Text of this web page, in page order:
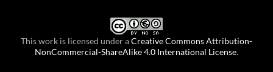
This work is licensed under aCreative Commons Attribution-
NonCommercial-ShareAlike 4.0 International License.